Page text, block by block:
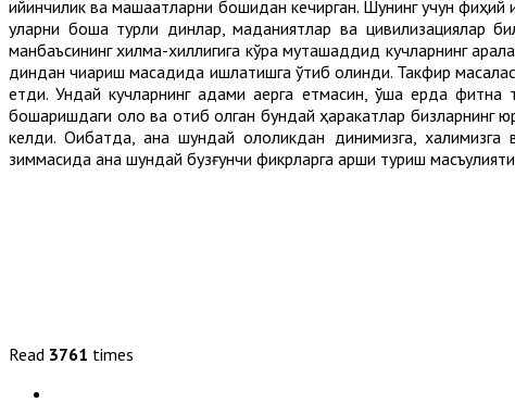
қийинчилик ва машаққатларни бошидан кечирган. Шунинг учун
уларни бошқа турли динлар, маданиятлар ва цивилизациялар
манбаъсининг хилма-хиллигига кўра муташаддид кучларнинг
диндан чиқариш мақсадида ишлатишга ўтиб қолинди. Такфир
етди. Ундай кучларнинг қадами қаерга етмасин, ўша ерда
бошқаришдаги қолоқ ва қотиб қолган бундай ҳаракатлар
келди. Оқибатда, ана шундай қолоқликдан динимизга,
зиммасида ана шундай бузғунчи фикрларга қарши туриш
Read 3761 times